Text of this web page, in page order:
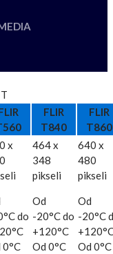
FLIR
T840
FLIR
T860
x
464 x
348
pikseli
640 x
480
pikseli
do
0°C
Od
-20°C do
+120°C
Od 0°C
Od
-20°C
Od 0°C